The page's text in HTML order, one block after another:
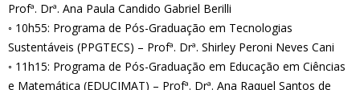
Profª. Drª. Ana Paula Candido Gabriel Berilli
◦ 10h55: Programa de Pós-Graduação em Tecnologias
Sustentáveis (PPGTECS) – Profª. Drª. Shirley Peroni Neves Cani
◦ 11h15: Programa de Pós-Graduação em Educação em Ciências
e Matemática (EDUCIMAT) – Profª. Drª. Ana Raquel Santos de